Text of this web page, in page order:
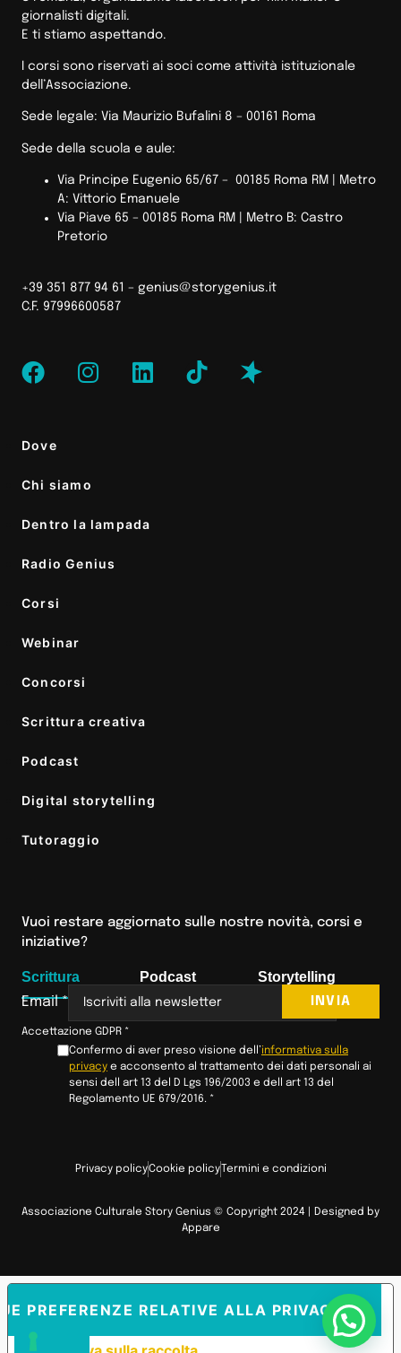
giornalisti digitali.
E ti stiamo aspettando.
I corsi sono riservati ai soci come attività istituzionale
dell’Associazione.
Sede legale: Via Maurizio Bufalini 8 – 00161 Roma
Sede della scuola e aule:
Via Principe Eugenio 65/67 – 00185 Roma RM |
Metro
A: Vittorio Emanuele
Via Piave 65 – 00185 Roma RM | Metro B: Castro
Pretorio
+39 351 877 94 61 – genius@storygenius.it
C.F. 97996600587
Dove
Chi siamo
Dentro la lampada
Radio Genius
Corsi
Webinar
Concorsi
Scrittura creativa
Podcast
Digital storytelling
Tutoraggio
Vuoi restare aggiornato sulle nostre novità, corsi e
iniziative?
Scrittura
Email*
Accettazione GDPR *
Confermo di aver preso visione dell’informativa sulla
privacy e acconsento al trattamento dei dati personali ai
sensi dell art 13 del D Lgs 196/2003 e dell art 13 del
Regolamento UE 679/2016. *
INVIA
Podcast Storytelling
Associazione Culturale Story Genius © Copyright 2024 | Designed by
Appare
Privacy policyCookie policy Termini e condizioni
PREFERENZE RELATIVE ALLA PRIVACY